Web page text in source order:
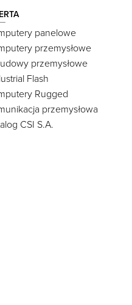
panelowe
przemysłowe
przemysłowe
Flash
Rugged
przemysłowa
CSI S.A.